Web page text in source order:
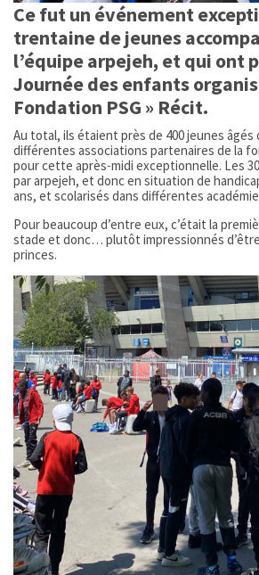
Ce fut un événement
trentaine de jeunes
l’équipe arpejeh, et qui ont
Journée des enfants
Fondation PSG » Récit.
Au total, ils étaient près de 400 jeunes âgés
différentes associations partenaires de la
pour cette après-midi exceptionnelle. Les
par arpejeh, et donc en situation de
ans, et scolarisés dans différentes
Pour beaucoup d’entre eux, c’était la
stade et donc… plutôt impressionnés
princes.